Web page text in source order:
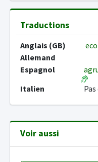
Traductions
Anglais (GB)
Allemand
Espagnol
Italien
Voir aussi